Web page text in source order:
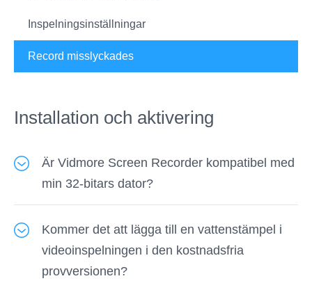
Inspelningsinställningar
Record misslyckades
Installation och aktivering
Är Vidmore Screen Recorder kompatibel med
min 32-bitars dator?
Windows-datorer som körs i 32-bitars och 64-
bitars. Kolla uppdetaljerade tekniska
specifikationerhär.
Kommer det att lägga till en vattenstämpel i
videoinspelningen i den kostnadsfria
provversionen?